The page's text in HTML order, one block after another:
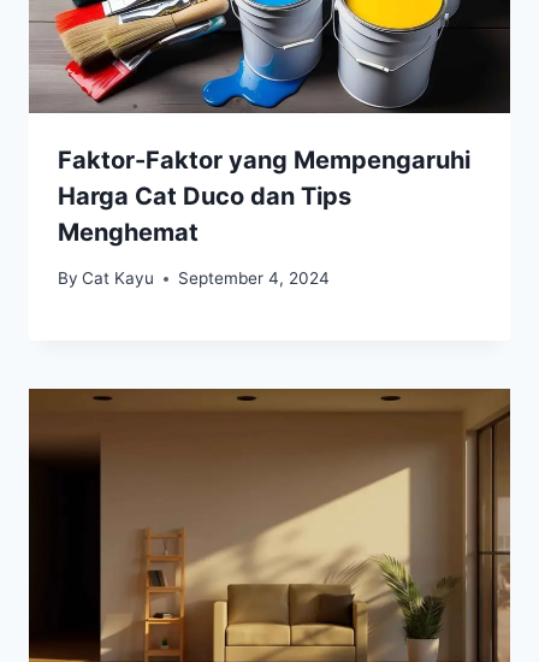
Faktor-Faktor yang Mempengaruhi
Harga Cat Duco dan Tips
Menghemat
By Cat Kayu September 4, 2024